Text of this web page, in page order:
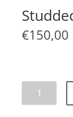
€150,00
Stone